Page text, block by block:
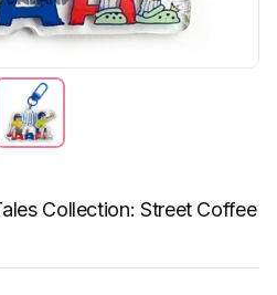
Collection: Street Coffee